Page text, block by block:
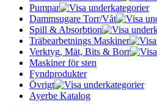
Pumpar
Dammsugare Torr/Våt
Spill & Absorbtion
Träbearbetnings Maskiner
Verktyg, Mät, Bits & Borr
Maskiner för sten
Fyndprodukter
Övrigt
Ayerbe Katalog